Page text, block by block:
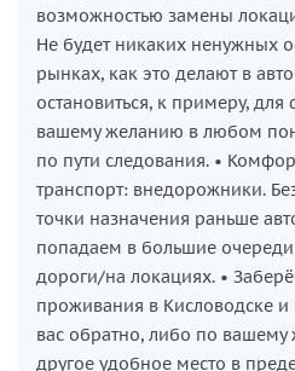
возможностью замены
Не будет никаких ненужных
рынках, как это делают в
остановиться, к примеру, для
вашему желанию в любом
по пути следования. •
транспорт: внедорожники.
точки назначения раньше
попадаем в большие
дороги/на локациях. •
проживания в Кисловодске и
вас обратно, либо по
другое удобное место в